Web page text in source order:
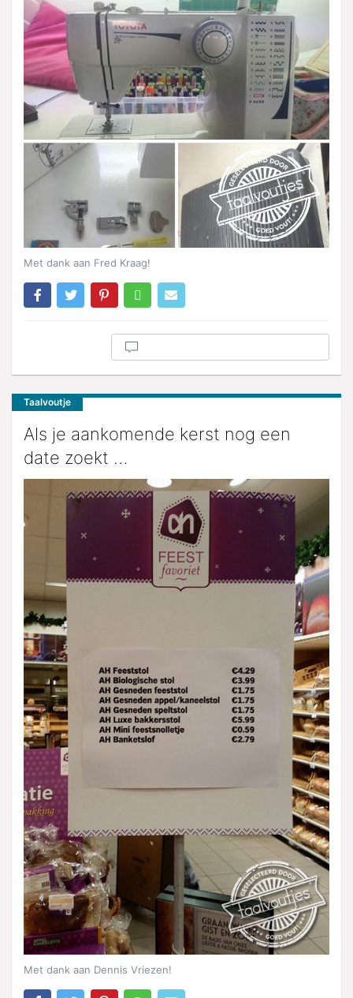
Met dank aan Fred Kraag!
Taalvoutje
Als je aankomende kerst nog een
date zoekt …
Met dank aan Dennis Vriezen!